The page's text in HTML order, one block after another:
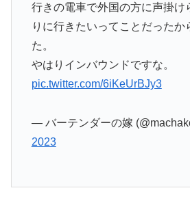
行きの電車で外国の方に声掛け
りに行きたいってことだったか
た。
やはりインバウンドですな。
pic.twitter.com/6iKeUrBJy3
— バーテンダーの嫁
2023